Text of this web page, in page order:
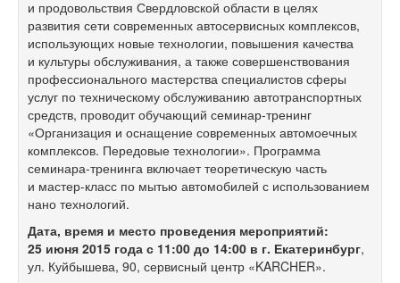
и продовольствия Свердловской области в целях
развития сети современных автосервисных комплексов,
использующих новые технологии, повышения качества
и культуры обслуживания, а также совершенствования
профессионального мастерства специалистов сферы
услуг по техническому обслуживанию автотранспортных
средств, проводит обучающий семинар-тренинг
«Организация и оснащение современных автомоечных
комплексов. Передовые технологии». Программа
семинара-тренинга включает теоретическую часть
и мастер-класс по мытью автомобилей с использованием
нано технологий.
Дата, время и место проведения мероприятий:
25 июня 2015 года с 11:00 до 14:00 в г. Екатеринбург,
ул. Куйбышева, 90, сервисный центр «KARCHER».